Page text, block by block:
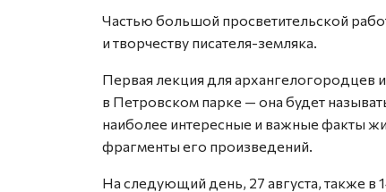
Частью большой просветительской
и творчеству писателя-земляка.
Первая лекция для архангелогородцев
в Петровском парке — она будет
наиболее интересные и важные факты
фрагменты его произведений.
На следующий день, 27 августа, также в